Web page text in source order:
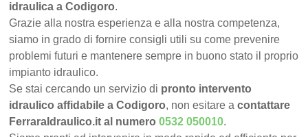
idraulica a Codigoro.
Grazie alla nostra esperienza e alla nostra competenza,
siamo in grado di fornire consigli utili su come prevenire
problemi futuri e mantenere sempre in buono stato il proprio
impianto idraulico.
Se stai cercando un servizio di pronto intervento
idraulico affidabile a Codigoro, non esitare acontattare
FerraraIdraulico.it al numero0532 050010.